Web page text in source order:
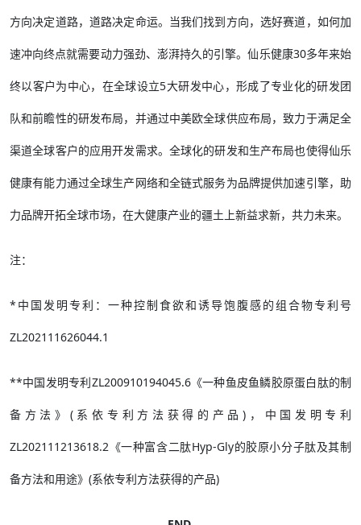
方向决定道路，道路决定命运。当我们找到方向，选好赛道，如何加
速冲向终点就需要动力强劲、澎湃持久的引擎。仙乐健康30多年来始
终以客户为中心，在全球设立5大研发中心，形成了专业化的研发团
队和前瞻性的研发布局，并通过中美欧全球供应布局，致力于满足全
渠道全球客户的应用开发需求。全球化的研发和生产布局也使得仙乐
健康有能力通过全球生产网络和全链式服务为品牌提供加速引擎，助
力品牌开拓全球市场，在大健康产业的疆土上新益求新，共力未来。
注：
*中国发明专利：一种控制食欲和诱导饱腹感的组合物专利号
ZL202111626044.1
**中国发明专利ZL200910194045.6《一种鱼皮鱼鳞胶原蛋白肽的制
备方法》(系依专利方法获得的产品)，中国发明专利
ZL202111213618.2《一种富含二肽Hyp-Gly的胶原小分子肽及其制
备方法和用途》(系依专利方法获得的产品)